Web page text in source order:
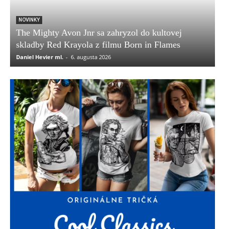
NOVINKY
The Mighty Avon Jnr sa zahryzol do kultovej
skladby Red Krayola z filmu Born in Flames
Daniel Hevier ml. - 6. augusta 2026